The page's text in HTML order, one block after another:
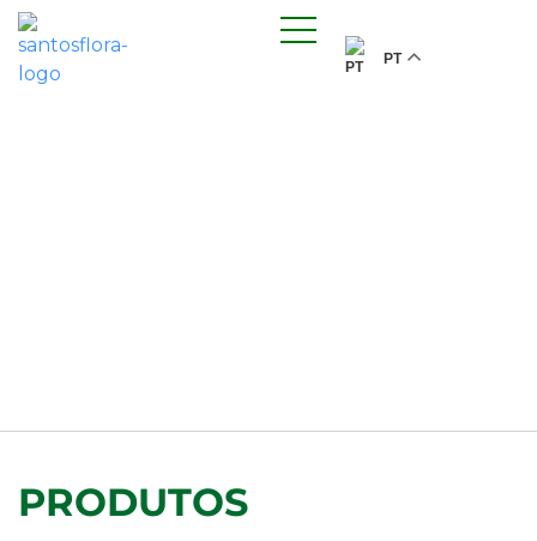
PT
PRODUTOS